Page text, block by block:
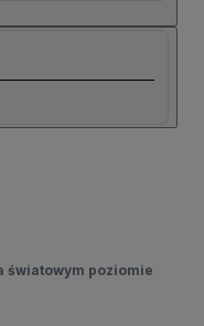
światowym poziomie